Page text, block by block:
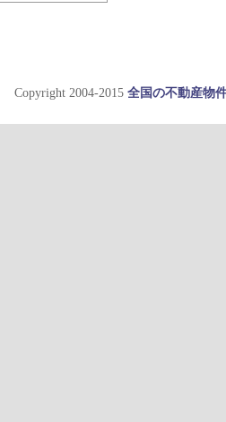
Copyright 2004-2015 全国の不動産物